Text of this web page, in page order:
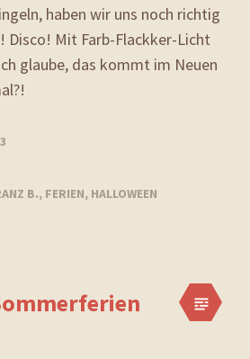
haben wir uns noch richtig
Disco! Mit Farb-Flackker-Licht
glaube, das kommt im Neuen
B., FERIEN, HALLOWEEN